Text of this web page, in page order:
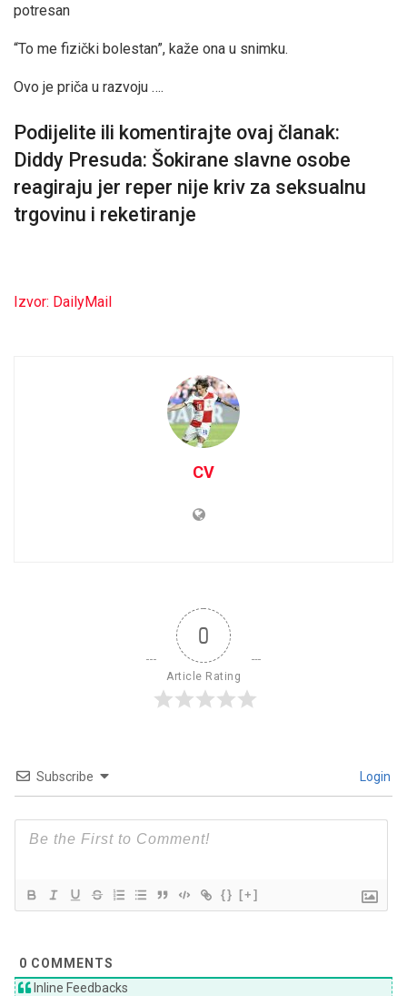
potresan
“To me fizički bolestan”, kaže ona u snimku.
Ovo je priča u razvoju ….
Podijelite ili komentirajte ovaj članak:
Diddy Presuda: Šokirane slavne osobe
reagiraju jer reper nije kriv za seksualnu
trgovinu i reketiranje
Izvor: DailyMail
CV
0
Article Rating
Subscribe Login
{} [+]
0 COMMENTS
Inline Feedbacks